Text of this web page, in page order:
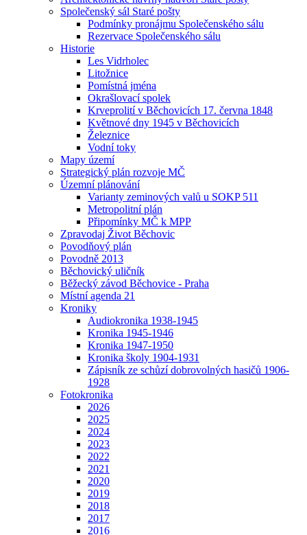
Společenský sál Staré pošty
Podmínky pronájmu Společenského sálu
Rezervace Společenského sálu
Historie
Les Vidrholec
Litožnice
Pomístná jména
Okrašlovací spolek
Krveprolití v Běchovicích 17. června 1848
Květnové dny 1945 v Běchovicích
Železnice
Vodní toky
Mapy území
Strategický plán rozvoje MČ
Územní plánování
Varianty zeminových valů u SOKP 511
Metropolitní plán
Připomínky MČ k MPP
Zpravodaj Život Běchovic
Povodňový plán
Povodně 2013
Běchovický uličník
Běžecký závod Běchovice - Praha
Místní agenda 21
Kroniky
Audiokronika 1938-1945
Kronika 1945-1946
Kronika 1947-1950
Kronika školy 1904-1931
Zápisník ze schůzí dobrovolných hasičů 1906-
1928
Fotokronika
2026
2025
2024
2023
2022
2021
2020
2019
2018
2017
2016